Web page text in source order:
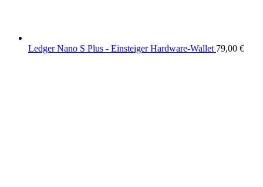
Ledger Nano S Plus - Einsteiger Hardware-Wallet 79,00 €